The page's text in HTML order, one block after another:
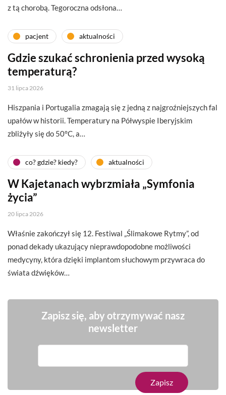
z tą chorobą. Tegoroczna odsłona…
pacjent aktualności
Gdzie szukać schronienia przed wysoką
temperaturą?
31 lipca 2026
Hiszpania i Portugalia zmagają się z jedną z najgroźniejszych fal
upałów w historii. Temperatury na Półwyspie Iberyjskim
zbliżyły się do 50°C, a…
co? gdzie? kiedy? aktualności
W Kajetanach wybrzmiała „Symfonia
życia”
20 lipca 2026
Właśnie zakończył się 12. Festiwal „Ślimakowe Rytmy”, od
ponad dekady ukazujący nieprawdopodobne możliwości
medycyny, która dzięki implantom słuchowym przywraca do
świata dźwięków…
Zapisz się, aby otrzymywać nasz
newsletter